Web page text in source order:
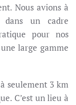
Nous avions à
un cadre
pour nos
large gamme
seulement 3 km
C’est un lieu à